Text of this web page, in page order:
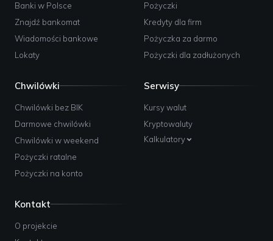
Banki w Polsce
Znajdź bankomat
Wiadomości bankowe
Lokaty
Pożyczki
Kredyty dla firm
Pożyczka za darmo
Pożyczki dla zadłużonych
Chwilówki
Chwilówki bez BIK
Darmowe chwilówki
Chwilówki w weekend
Pożyczki ratalne
Pożyczki na konto
Serwisy
Kursy walut
Kryptowaluty
Kalkulatory
Kontakt
O projekcie